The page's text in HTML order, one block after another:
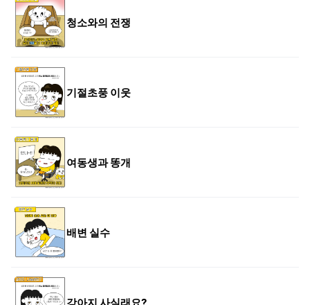
청소와의 전쟁
기절초풍 이웃
여동생과 똥개
배변 실수